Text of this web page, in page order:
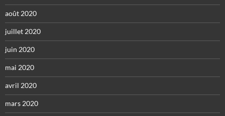
août 2020
juillet 2020
juin 2020
mai 2020
avril 2020
mars 2020